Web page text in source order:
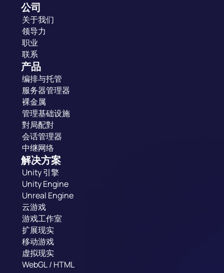
公司
关于我们
领导力
职业
联系
产品
编排与托管
服务器管理器
裸金属
管理基础设施
對局配對
会话管理器
中继网络
解决方案
Unity 引擎
Unity Engine
Unreal Engine
云游戏
游戏工作室
扩展现实
移动游戏
虚拟现实
WebGL / HTML